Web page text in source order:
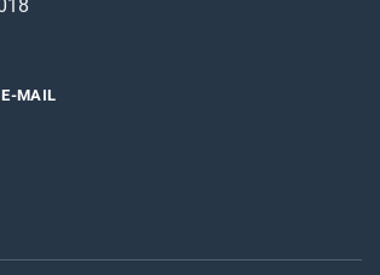
E-MAIL